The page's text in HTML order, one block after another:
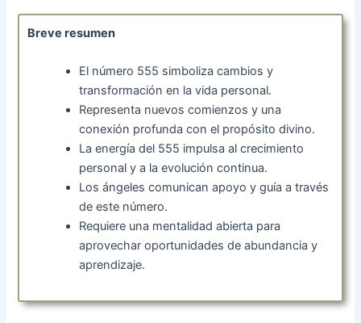
Breve resumen
El número 555 simboliza cambios y
transformación en la vida personal.
Representa nuevos comienzos y una
conexión profunda con el propósito divino.
La energía del 555 impulsa al crecimiento
personal y a la evolución continua.
Los ángeles comunican apoyo y guía a través
de este número.
Requiere una mentalidad abierta para
aprovechar oportunidades de abundancia y
aprendizaje.